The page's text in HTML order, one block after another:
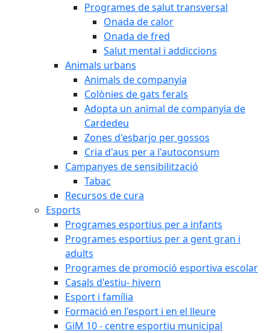
Programes de salut transversal
Onada de calor
Onada de fred
Salut mental i addiccions
Animals urbans
Animals de companyia
Colònies de gats ferals
Adopta un animal de companyia de
Cardedeu
Zones d'esbarjo per gossos
Cria d'aus per a l'autoconsum
Campanyes de sensibilització
Tabac
Recursos de cura
Esports
Programes esportius per a infants
Programes esportius per a gent gran i
adults
Programes de promoció esportiva escolar
Casals d'estiu- hivern
Esport i família
Formació en l'esport i en el lleure
GiM 10 - centre esportiu municipal